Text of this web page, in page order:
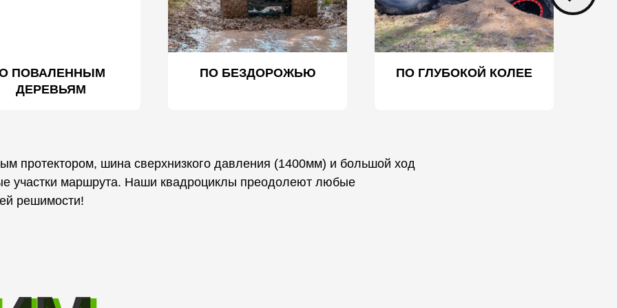
ПОВА ЛЕННЫМ
ДЕРЕВЬЯМ
ПО БЕЗДОР ОЖЬЮ ПО ГЛУБОКОЙ К ОЛЕЕ
протектором, шина сверхнизкого давления (1400мм) и большой ход
участки маршрута. Наши квадроциклы преодолеют любые
решимости!